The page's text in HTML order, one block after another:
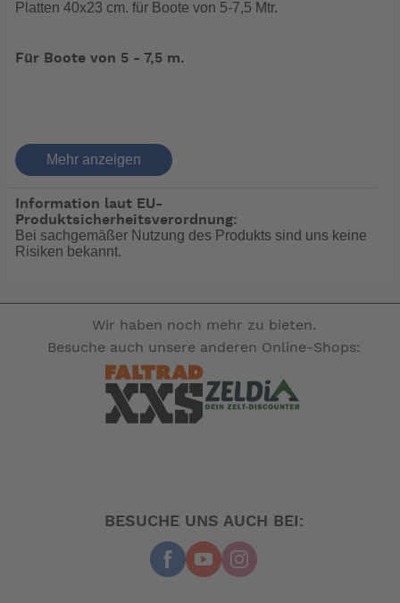
Platten 40x23 cm. für Boote von 5-7,5 Mtr.
Für Boote von 5 - 7,5 m.
Krängungsausgleich und Stellungsanzeige
Grundfunktion HF oder OL, werkseitige Einstellung HF
Die Funktion HF unterstützt die Startphase zum
Übergang in die Gleitfahrt. Man beginnt mit
heruntergefahrenen Klappen und schaltet die Automatik
erst bei Übergang in die Gleitfahrt ein. Die Klappen
fahren nach oben, und der Krängungsausgleich wird
sofort wirksam. Nach Erreichen der
Bei der Funktion OL ist das Hochfahren der Klappen
Mehr anzeigen
Information laut EU-
Produktsicherheitsverordnung:
Bei sachgemäßer Nutzung des Produkts sind uns keine
Risiken bekannt.
Wir haben noch mehr zu bieten.
Besuche auch unsere anderen Online-Shops:
BESUCHE UNS AUCH BEI: